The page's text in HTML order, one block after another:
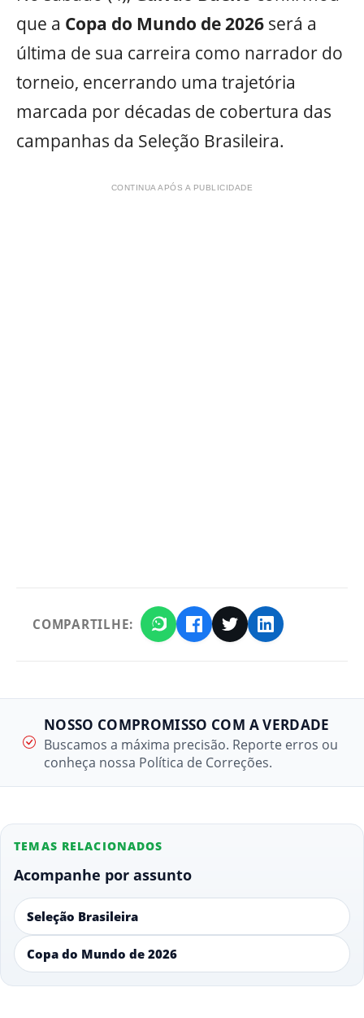
que a Copa do Mundo de 2026 será a
última de sua carreira como narrador do
torneio, encerrando uma trajetória
marcada por décadas de cobertura das
campanhas da Seleção Brasileira.
CONTINUA APÓS A PUBLICIDADE
COMPARTILHE:
NOSSO COMPROMISSO COM A VERDADE
Buscamos a máxima precisão. Reporte erros ou
conheça nossa Política de Correções.
TEMAS RELACIONADOS
Acompanhe por assunto
Seleção Brasileira
Copa do Mundo de 2026